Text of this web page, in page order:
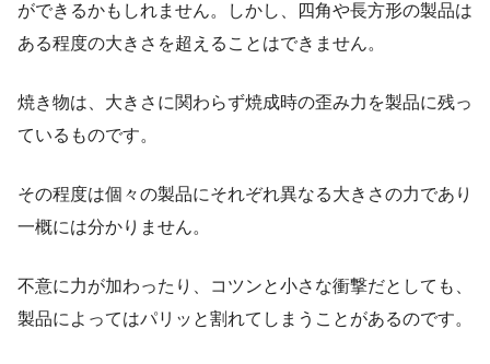
ができるかもしれません。しかし、四角や長方形の製品は
ある程度の大きさを超えることはできません。
焼き物は、大きさに関わらず焼成時の歪み力を製品に残っ
ているものです。
その程度は個々の製品にそれぞれ異なる大きさの力であり
一概には分かりません。
不意に力が加わったり、コツンと小さな衝撃だとしても、
製品によってはパリッと割れてしまうことがあるのです。